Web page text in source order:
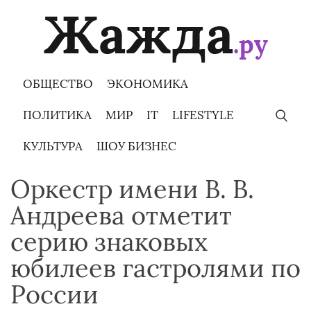
ОБЩЕСТВО ЭКОНОМИКА
ПОЛИТИКА МИР IT LIFESTYLE
КУЛЬТУРА ШОУ БИЗНЕС
Оркестр имени В. В.
Андреева отметит
серию знаковых
юбилеев гастролями по
России